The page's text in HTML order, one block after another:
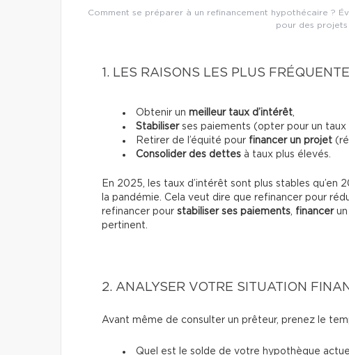
Comment se préparer à un refinancement hypothécaire ?
pour des projets
1. LES RAISONS LES PLUS
Obtenir un meilleur taux d’intérêt
Stabiliserses paiements (opter pour un taux
Retirer de l’équité pour financer un projet
Consolider des dettes à taux plus élevés.
En 2025, les taux d’intérêt sont plus stables qu’en
la pandémie. Cela veut dire que refinancer pour
refinancer pour stabiliser ses paiements financerun
pertinent.
2. ANALYSER VOTRE SITUATION
Avant même de consulter un prêteur, prenez le
Quel est le solde de votre hypothèque